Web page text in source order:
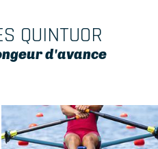
QUINTUOR
d'avance